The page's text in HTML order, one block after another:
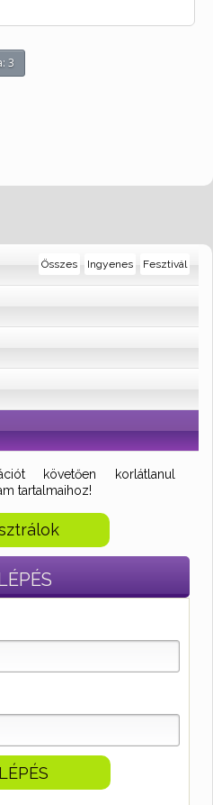
Fesztivál
Ingyenes
Összes
követően korlátlanul
tartalmaihoz!
3